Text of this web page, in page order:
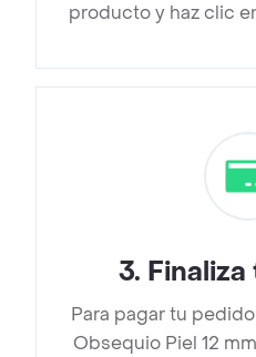
producto y haz clic
3.
Para pagar tu
Obsequio Piel 12